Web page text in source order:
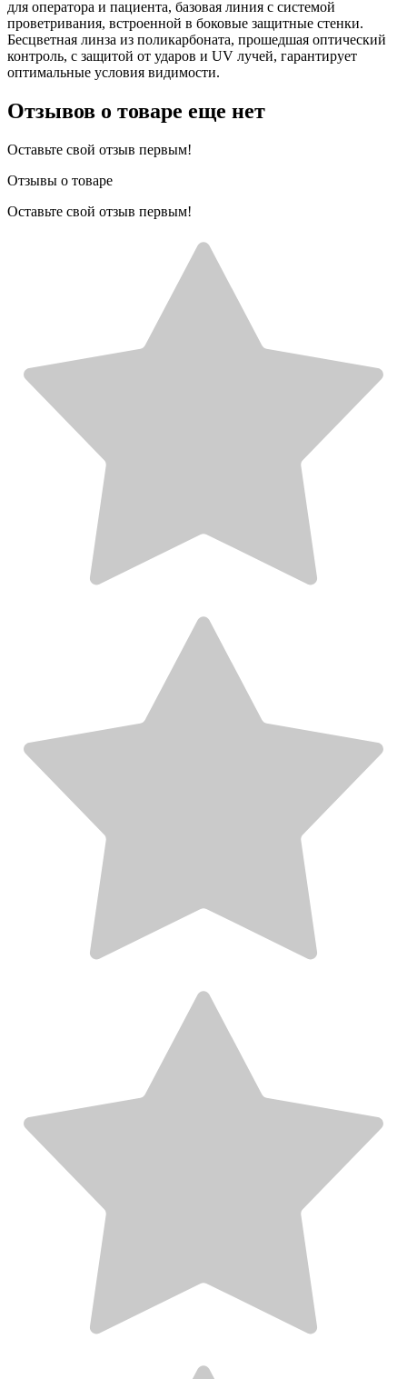
для оператора и пациента, базовая линия с системой
проветривания, встроенной в боковые защитные стенки.
Бесцветная линза из поликарбоната, прошедшая оптический
контроль, с защитой от ударов и UV лучей, гарантирует
оптимальные условия видимости.
Отзывов о товаре еще нет
Оставьте свой отзыв первым!
Отзывы о товаре
Оставьте свой отзыв первым!